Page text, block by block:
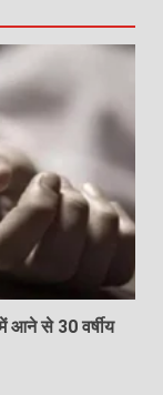
आने से 30 वर्षीय